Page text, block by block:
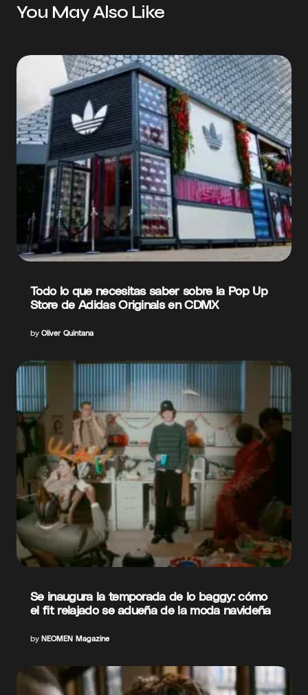
You May Also Like
Todo lo que necesitas saber sobre la Pop Up
Store de Adidas Originals en CDMX
by Oliver Quintana
Se inaugura la temporada de lo baggy: cómo
el fit relajado se adueña de la moda navideña
by NEOMEN Magazine